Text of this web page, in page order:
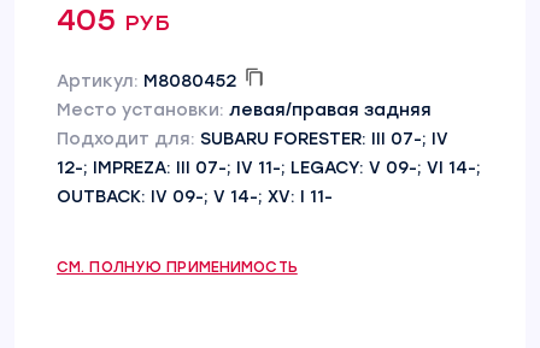
405 руб
Артикул: M8080452
Место установки: левая/правая задняя
Подходит для: SUBARU FORESTER: III 07-; IV
12-; IMPREZA: III 07-; IV 11-; LEGACY: V 09-; VI 14-;
OUTBACK: IV 09-; V 14-; XV: I 11-
СМ. ПОЛНУЮ ПРИМЕНИМОСТЬ